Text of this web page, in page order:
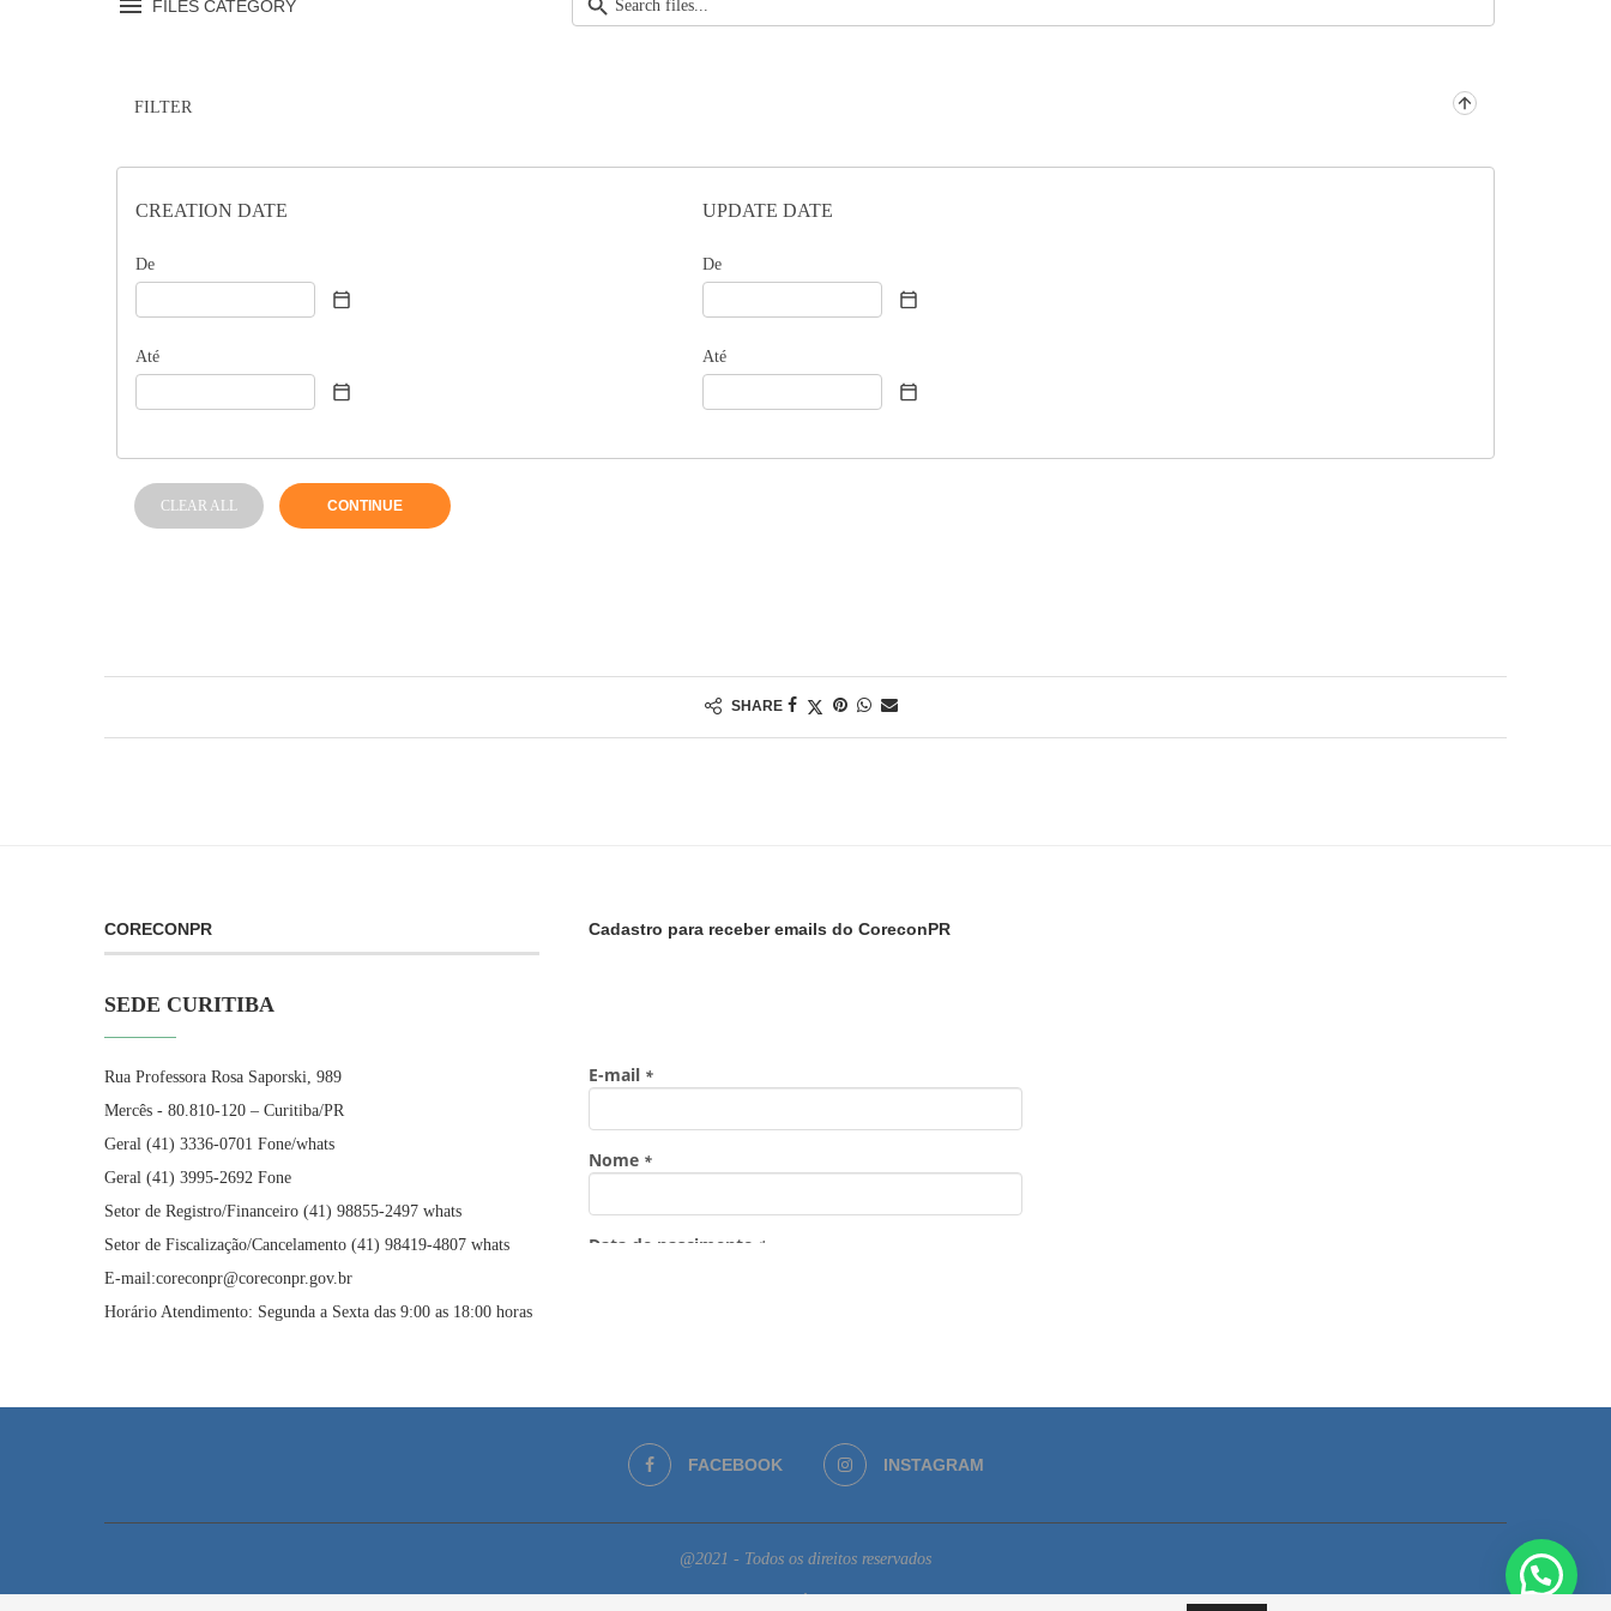
FILES CATEGORY
FILTER
CREATION DATE
De
Até
UPDATE DATE
De
Até
CLEAR ALL CONTINUE
SHARE
CORECONPR
SEDE CURITIBA
Rua Professora Rosa Saporski, 989
Mercês - 80.810-120 – Curitiba/PR
Geral (41) 3336-0701 Fone/whats
Geral (41) 3995-2692 Fone
Setor de Registro/Financeiro (41) 98855-2497 whats
Setor de Fiscalização/Cancelamento (41) 98419-4807 whats
E-mail:coreconpr@coreconpr.gov.br
Horário Atendimento: Segunda a Sexta das 9:00 as 18:00 horas
Cadastro para receber emails do CoreconPR
FACEBOOK INSTAGRAM
@2021 - Todos os direitos reservados